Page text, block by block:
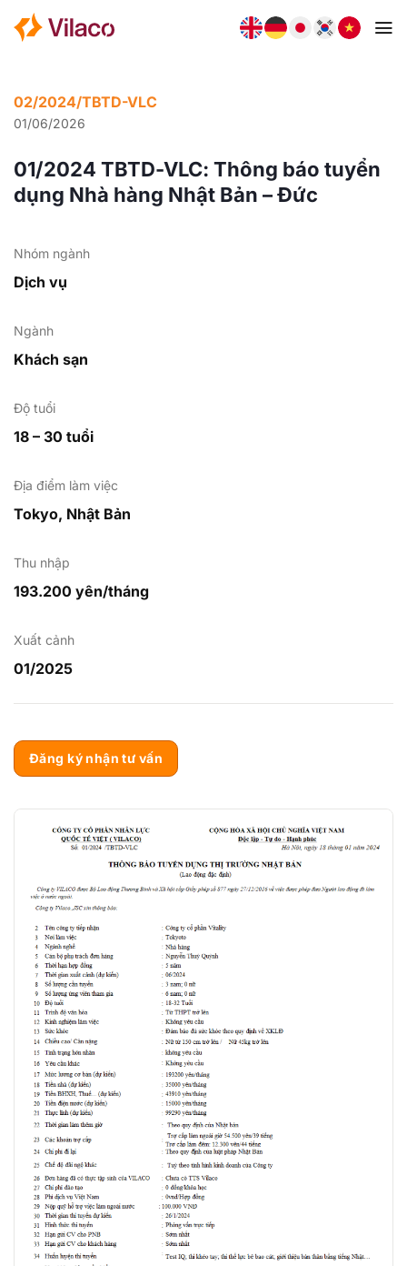
qua
02/2024/TBTD-VLC
01/06/2026
01/2024 TBTD-VLC: Thông báo tuyển
dụng Nhà hàng Nhật Bản – Đức
Nhóm ngành
Dịch vụ
Ngành
Khách sạn
Độ tuổi
18 – 30 tuổi
Địa điểm làm việc
Tokyo, Nhật Bản
Thu nhập
193.200 yên/tháng
Xuất cảnh
01/2025
Đăng ký nhận tư vấn